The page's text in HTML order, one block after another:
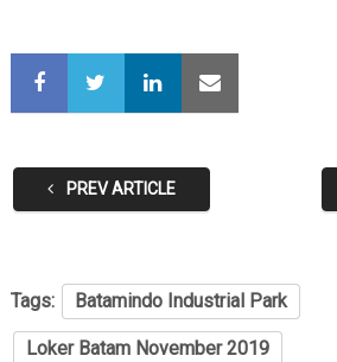
PREV ARTICLE
Tags: Batamindo Industrial Park
Loker Batam November 2019